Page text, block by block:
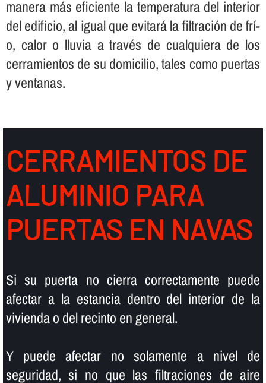
manera más eficiente la temperatura del interior
del edificio, al igual que evitará la filtración de frí­
o, calor o lluvia a través de cualquiera de los
cerramientos de su domicilio, tales como puertas
y ventanas.
CERRAMIENTOS DE
ALUMINIO PARA
PUERTAS EN NAVAS
Si su puerta no cierra correctamente puede
afectar a la estancia dentro del interior de la
vivienda o del recinto en general.
Y puede afectar no solamente a nivel de
seguridad, si no que las filtraciones de aire